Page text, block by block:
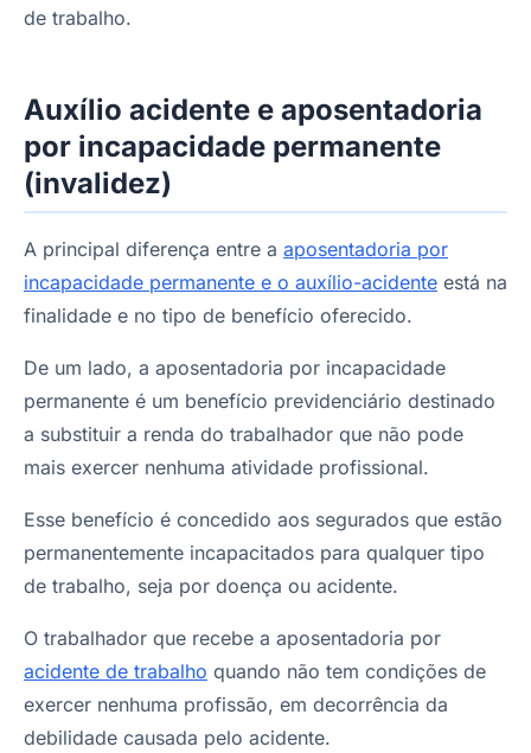
de trabalho.
Auxílio acidente e aposentadoria
por incapacidade permanente
(invalidez)
A principal diferença entre a aposentadoria por
incapacidade permanente e o auxílio-acidente está na
finalidade e no tipo de benefício oferecido.
De um lado, a aposentadoria por incapacidade
permanente é um benefício previdenciário destinado
a substituir a renda do trabalhador que não pode
mais exercer nenhuma atividade profissional.
Esse benefício é concedido aos segurados que estão
permanentemente incapacitados para qualquer tipo
de trabalho, seja por doença ou acidente.
O trabalhador que recebe a aposentadoria por
acidente de trabalho quando não tem condições de
exercer nenhuma profissão, em decorrência da
debilidade causada pelo acidente.